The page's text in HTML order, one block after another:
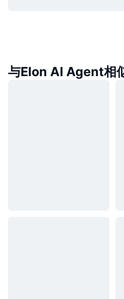
与Elon AI Agent相